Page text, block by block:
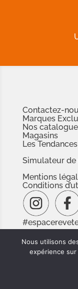
Contactez-
Marques
Nos
Magasins
Les Tendances
Simulateur de
Mentions
Conditions
Nous utilisons
expérience